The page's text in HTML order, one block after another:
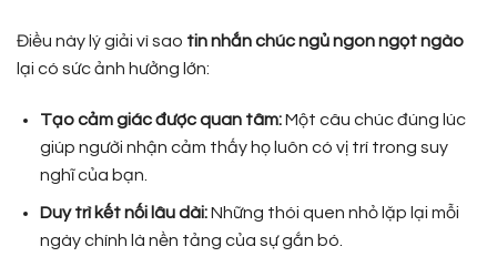
Điều này lý giải vì sao tin nhắn chúc ngủ ngon ngọt ngào
lại có sức ảnh hưởng lớn:
Tạo cảm giác được quan tâm:Một câu chúc đúng lúc
giúp người nhận cảm thấy họ luôn có vị trí trong suy
nghĩ của bạn.
Duy trì kết nối lâu dài:Những thói quen nhỏ lặp lại mỗi
ngày chính là nền tảng của sự gắn bó.